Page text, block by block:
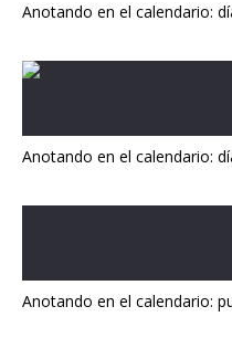
Anotando en el calendario:
Anotando en el calendario:
Anotando en el calendario: